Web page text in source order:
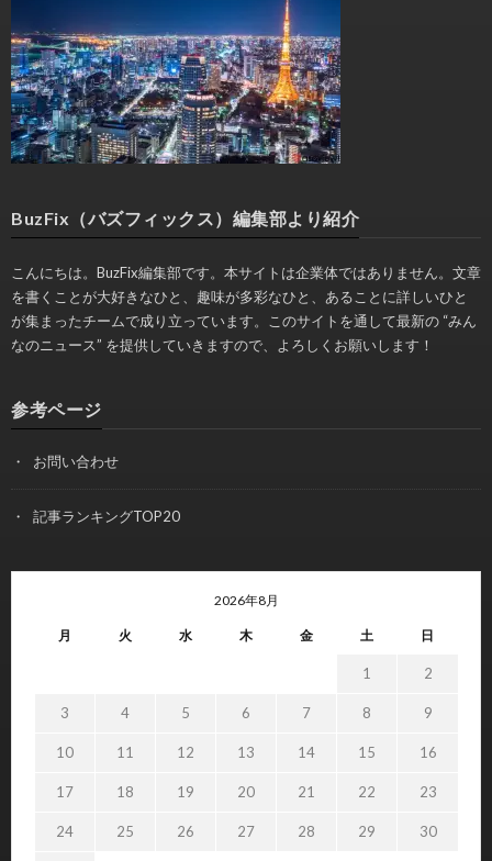
BuzFix（バズフィックス）編集部より紹介
こんにちは。BuzFix編集部です。本サイトは企業体ではありません。文章
を書くことが大好きなひと、趣味が多彩なひと、あることに詳しいひと
が集まったチームで成り立っています。このサイトを通して最新の “みん
なのニュース” を提供していきますので、よろしくお願いします！
参考ページ
お問い合わせ
記事ランキングTOP20
2026年8月
月 火 水 木 金 土 日
1 2
3 4 5 6 7 8 9
10 11 12 13 14 15 16
17 18 19 20 21 22 23
24 25 26 27 28 29 30